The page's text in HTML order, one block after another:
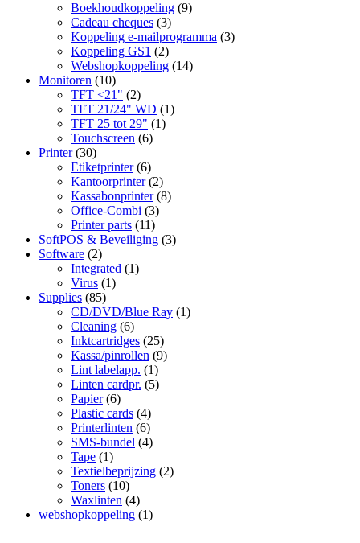
Boekhoudkoppeling (9)
Cadeau cheques (3)
Koppeling e-mailprogramma (3)
Koppeling GS1 (2)
Webshopkoppeling (14)
Monitoren (10)
TFT <21" (2)
TFT 21/24" WD (1)
TFT 25 tot 29" (1)
Touchscreen (6)
Printer (30)
Etiketprinter (6)
Kantoorprinter (2)
Kassabonprinter (8)
Office-Combi (3)
Printer parts (11)
SoftPOS & Beveiliging (3)
Software (2)
Integrated (1)
Virus (1)
Supplies (85)
CD/DVD/Blue Ray (1)
Cleaning (6)
Inktcartridges (25)
Kassa/pinrollen (9)
Lint labelapp. (1)
Linten cardpr. (5)
Papier (6)
Plastic cards (4)
Printerlinten (6)
SMS-bundel (4)
Tape (1)
Textielbeprijzing (2)
Toners (10)
Waxlinten (4)
webshopkoppeling (1)